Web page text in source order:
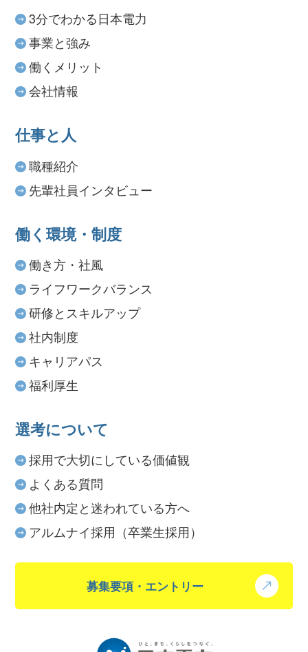
3分でわかる日本電力
事業と強み
働くメリット
会社情報
仕事と人
職種紹介
先輩社員インタビュー
働く環境・制度
働き方・社風
ライフワークバランス
研修とスキルアップ
社内制度
キャリアパス
福利厚生
選考について
採用で大切にしている価値観
よくある質問
他社内定と迷われている方へ
アルムナイ採用（卒業生採用）
募集要項・エントリー